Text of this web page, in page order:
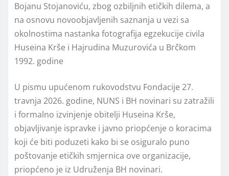
Bojanu Stojanoviću, zbog ozbiljnih etičkih dilema, a
na osnovu novoobjavljenih saznanja u vezi sa
okolnostima nastanka fotografija egzekucije civila
Huseina Krše i Hajrudina Muzurovića u Brčkom
1992. godine
U pismu upućenom rukovodstvu Fondacije 27.
travnja 2026. godine, NUNS i BH novinari su zatražili
i formalno izvinjenje obitelji Huseina Krše,
objavljivanje ispravke i javno priopćenje o koracima
koji će biti poduzeti kako bi se osiguralo puno
poštovanje etičkih smjernica ove organizacije,
priopćeno je iz Udruženja BH novinari.